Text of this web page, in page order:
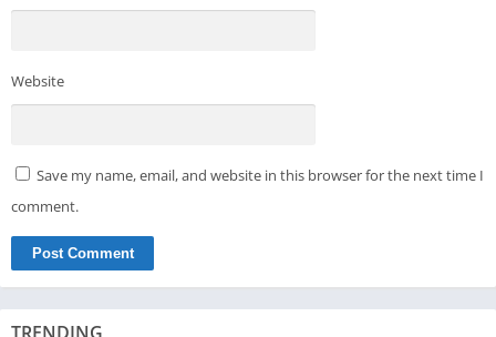
Website
Save my name, email, and website in this browser for the next time I
comment.
TRENDING